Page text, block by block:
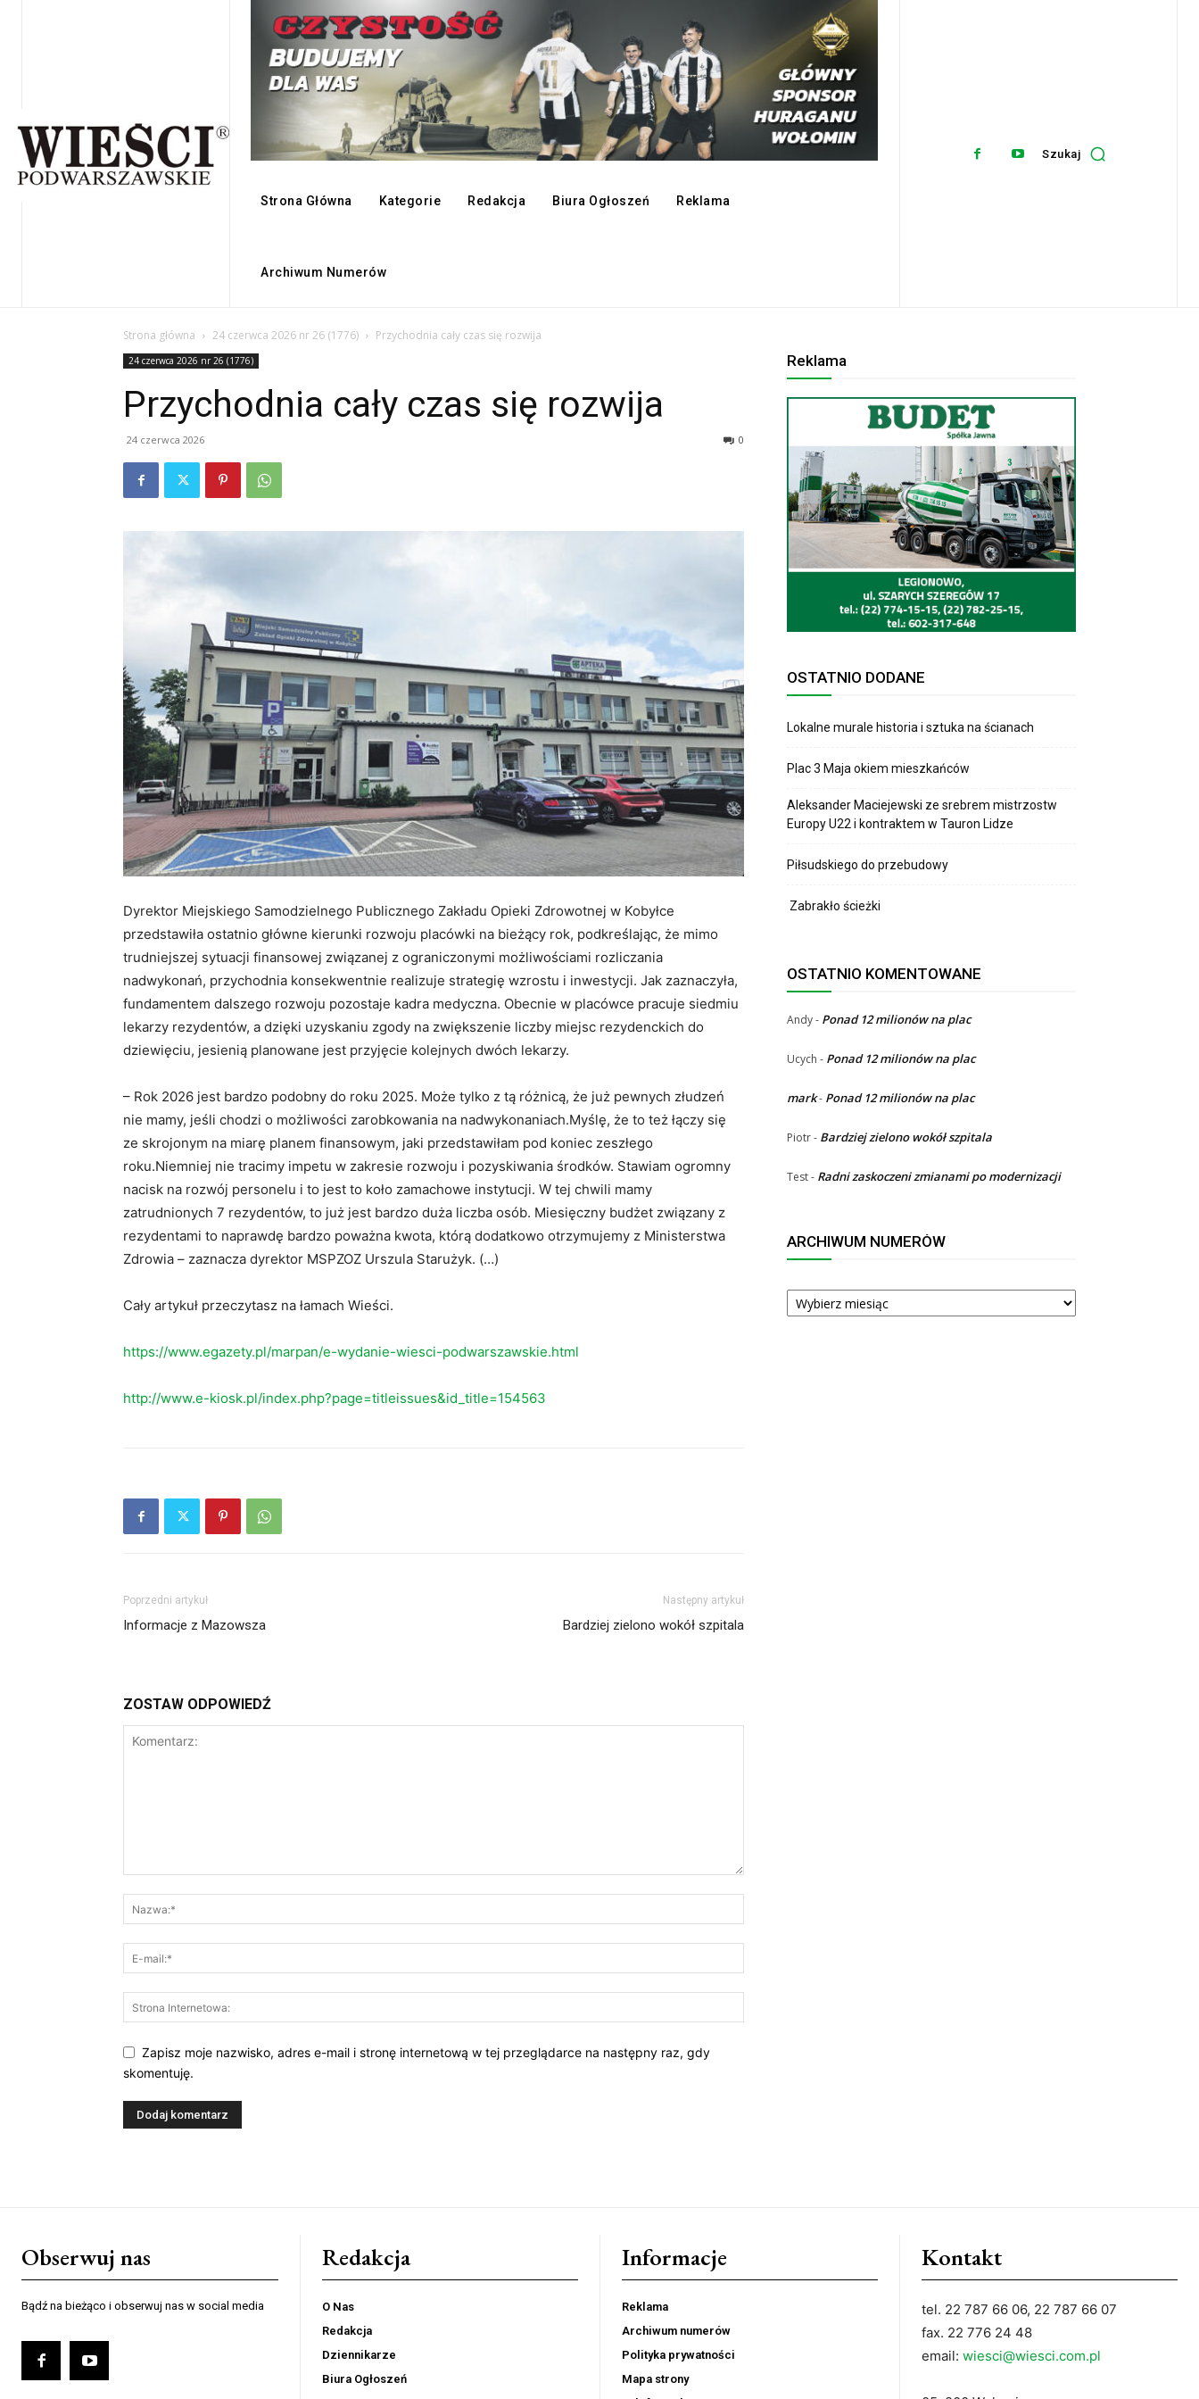
Strona Główna Kategorie Redakcja Biura Ogłoszeń Reklama
Archiwum Numerów
Szukaj
Strona główna 24 czerwca 2026 nr 26 (1776) Przychodnia cały czas się rozwija
24 czerwca 2026 nr 26 (1776)
Przychodnia cały czas się rozwija
24 czerwca 2026 0
Dyrektor Miejskiego Samodzielnego Publicznego Zakładu Opieki Zdrowotnej w Kobyłce
przedstawiła ostatnio główne kierunki rozwoju placówki na bieżący rok, podkreślając, że mimo
trudniejszej sytuacji finansowej związanej z ograniczonymi możliwościami rozliczania
nadwykonań, przychodnia konsekwentnie realizuje strategię wzrostu i inwestycji. Jak zaznaczyła,
fundamentem dalszego rozwoju pozostaje kadra medyczna. Obecnie w placówce pracuje siedmiu
lekarzy rezydentów, a dzięki uzyskaniu zgody na zwiększenie liczby miejsc rezydenckich do
dziewięciu, jesienią planowane jest przyjęcie kolejnych dwóch lekarzy.
– Rok 2026 jest bardzo podobny do roku 2025. Może tylko z tą różnicą, że już pewnych złudzeń
nie mamy, jeśli chodzi o możliwości zarobkowania na nadwykonaniach.Myślę, że to też łączy się
ze skrojonym na miarę planem finansowym, jaki przedstawiłam pod koniec zeszłego
roku.Niemniej nie tracimy impetu w zakresie rozwoju i pozyskiwania środków. Stawiam ogromny
nacisk na rozwój personelu i to jest to koło zamachowe instytucji. W tej chwili mamy
zatrudnionych 7 rezydentów, to już jest bardzo duża liczba osób. Miesięczny budżet związany z
rezydentami to naprawdę bardzo poważna kwota, którą dodatkowo otrzymujemy z Ministerstwa
Zdrowia – zaznacza dyrektor MSPZOZ Urszula Starużyk. (…)
Cały artykuł przeczytasz na łamach Wieści.
https://www.egazety.pl/marpan/e-wydanie-wiesci-podwarszawskie.html
http://www.e-kiosk.pl/index.php?page=titleissues&id_title=154563
Poprzedni artykuł
Informacje z Mazowsza
Następny artykuł
Bardziej zielono wokół szpitala
ZOSTAW ODPOWIEDŹ
Zapisz moje nazwisko, adres e-mail i stronę internetową w tej przeglądarce na następny raz, gdy
skomentuję.
Reklama
OSTATNIO DODANE
Lokalne murale historia i sztuka na ścianach
Plac 3 Maja okiem mieszkańców
Aleksander Maciejewski ze srebrem mistrzostw
Europy U22 i kontraktem w Tauron Lidze
Piłsudskiego do przebudowy
Zabrakło ścieżki
OSTATNIO KOMENTOWANE
Andy- Ponad 12 milionów na plac
Ucych - Ponad 12 milionów na plac
mark- Ponad 12 milionów na plac
Piotr- Bardziej zielono wokół szpitala
Test- Radni zaskoczeni zmianami po modernizacji
ARCHIWUM NUMERÓW
ARCHIWUM
NUMERÓW
Obserwuj nas
Bądź na bieżąco i obserwuj nas w social media
Redakcja
O Nas
Redakcja
Dziennikarze
Biura Ogłoszeń
Informacje
Reklama
Archiwum numerów
Polityka prywatności
Mapa strony
Kontakt
tel. 22 787 66 06, 22 787 66 07
fax. 22 776 24 48
email: wiesci@wiesci.com.pl